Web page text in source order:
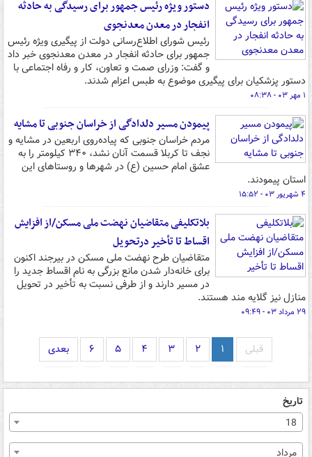
دستور ویژه رئیس جمهور برای رسیدگی به حادثه
انفجار در معدن معدنجوی
رئیس شورای اطلاع‌رسانی دولت از پیگیری ویژه رئیس
جمهور برای حادثه انفجار در معدن معدنجوی خبر داد
و گفت: وزرای صمت و تعاون، کار و رفاه اجتماعی با
دستور پزشکیان برای پیگیری موضوع به طبس اعزام شدند.
۱ مهر ۰۳ - ۰۸:۳۸
پیمودن مسیر دلدادگی از خراسان جنوبی تا مشایه
مردم خراسان جنوبی که پیاده‌روی اربعین در مشایه و
نجف تا کربلا قسمت آنان نشد، ۳۴۰ کیلومتر را به
عشق امام حسین (ع) در شهرها و روستاهای این
استان پیمودند.
۴ شهریور ۰۳ - ۱۵:۵۲
بلاتکلیفی متقاضیان نهضت ملی مسکن/از افزایش
اقساط تا تأخیر درتحویل
متقاضیان طرح نهضت ملی مسکن در بیرجند اکنون
برای خانه‌دار شدن مانع بزرگی به نام اقساط جدید را
در مسیر دارند و از طرفی نسبت به تأخیر در تحویل
منازل نیز گلایه مند هستند.
۲۹ مرداد ۰۳ - ۰۹:۴۹
قبلی ۱ ۲ ۳ ۴ ۵ ۶ بعدی
تاریخ
18
مرداد